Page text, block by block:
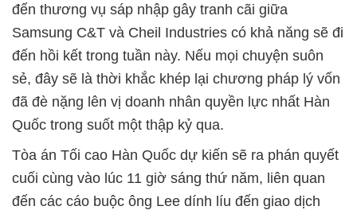
đến thương vụ sáp nhập gây tranh cãi giữa
Samsung C&T và Cheil Industries có khả năng sẽ đi
đến hồi kết trong tuần này. Nếu mọi chuyện suôn
sẻ, đây sẽ là thời khắc khép lại chương pháp lý vốn
đã đè nặng lên vị doanh nhân quyền lực nhất Hàn
Quốc trong suốt một thập kỷ qua.
Tòa án Tối cao Hàn Quốc dự kiến sẽ ra phán quyết
cuối cùng vào lúc 11 giờ sáng thứ năm, liên quan
đến các cáo buộc ông Lee dính líu đến giao dịch